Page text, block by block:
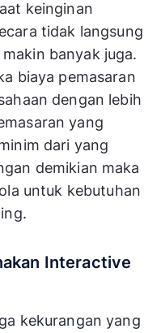
keinginan
tidak langsung
banyak juga.
biaya pemasaran
dengan lebih
yang
dari yang
demikian maka
untuk kebutuhan
Interactive
kekurangan yang